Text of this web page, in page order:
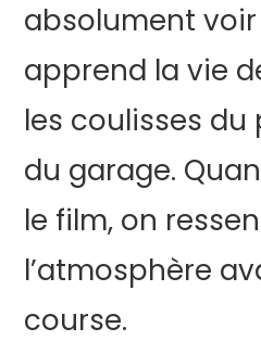
absolument
apprend la vie
les coulisses
du garage.
le film, on
l’atmosphère
course.